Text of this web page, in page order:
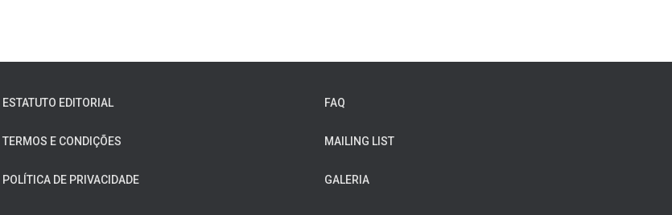
ESTATUTO EDITORIAL
TERMOS E CONDIÇÕES
POLÍTICA DE PRIVACIDADE
FAQ
MAILING LIST
GALERIA